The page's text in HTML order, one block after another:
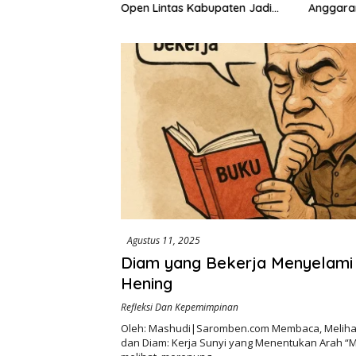
Open Lintas Kabupaten Jadi
Agustus 11, 2025
Diam yang Bekerja
Hening
Refleksi Dan Kepemimpinan
Oleh: Mashudi|Saromben.com Membaca,
dan Diam: Kerja Sunyi yang Menentukan Arah